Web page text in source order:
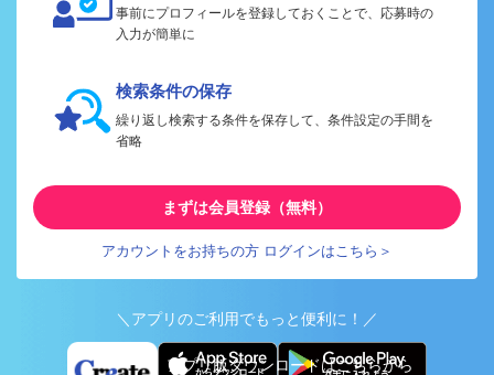
事前にプロフィールを登録しておくことで、応募時の
入力が簡単に
検索条件の保存
繰り返し検索する条件を保存して、条件設定の手間を
省略
まずは会員登録（無料）
アカウントをお持ちの方 ログインはこちら＞
＼アプリのご利用でもっと便利に！／
アプリ版ダウンロードはこちらから